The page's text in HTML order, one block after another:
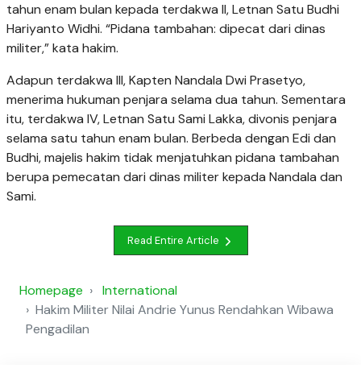
tahun enam bulan kepada terdakwa II, Letnan Satu Budhi
Hariyanto Widhi. “Pidana tambahan: dipecat dari dinas
militer,” kata hakim.
Adapun terdakwa III, Kapten Nandala Dwi Prasetyo,
menerima hukuman penjara selama dua tahun. Sementara
itu, terdakwa IV, Letnan Satu Sami Lakka, divonis penjara
selama satu tahun enam bulan. Berbeda dengan Edi dan
Budhi, majelis hakim tidak menjatuhkan pidana tambahan
berupa pemecatan dari dinas militer kepada Nandala dan
Sami.
Read Entire Article
Homepage
International
Hakim Militer Nilai Andrie Yunus Rendahkan Wibawa
Pengadilan